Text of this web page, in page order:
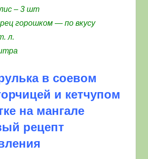
– 3 шт
горошком — по вкусу
л.
в соевом
и кетчупом
на мангале
рецепт